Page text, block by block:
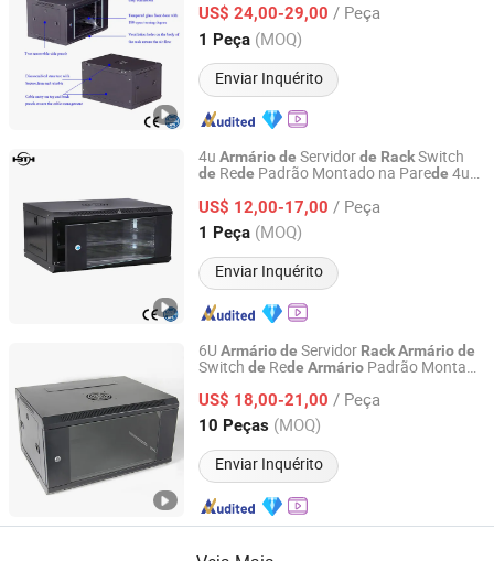
US$ 24,00-29,00 / Peça
1 Peça (MOQ)
Enviar Inquérito
Beijing, China Desde 2022
4u Armáriode Servidorde RackSwitch
de Rede Padrão Montado na Parede 4u
US$ 12,00-17,00 / Peça
1 Peça (MOQ)
Enviar Inquérito
Shunbang Tonghui (Beijing) Technology Co., Ltd.
Beijing, China Desde 2022
6U Armáriode Servidor RackArmáriode
Switch de Rede Armário Padrão Montado
US$ 18,00-21,00 / Peça
10 Peças (MOQ)
Enviar Inquérito
NINGBO EXACT CABLES & WIRE CO., LTD.
Zhejiang, China Desde 2020